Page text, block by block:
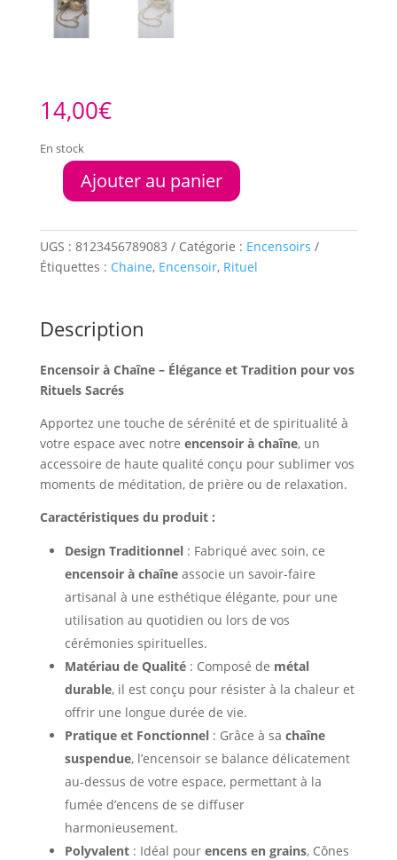
14,00€
En stock
quantité
Porte
Encens
Chaine
Ajouter au panier
UGS : 8123456789083 Catégorie : Encensoirs
Étiquettes : Chaine, Encensoir, Rituel
Description
Encensoir à Chaîne – Élégance et Tradition pour vos
Rituels Sacrés
Apportez une touche de sérénité et de spiritualité à
votre espace avec notre encensoir à chaîne, un
accessoire de haute qualité conçu pour sublimer vos
moments de méditation, de prière ou de relaxation.
Caractéristiques du produit :
Design Traditionnel: Fabriqué avec soin, ce
encensoir à chaîneassocie un savoir-faire
artisanal à une esthétique élégante, pour une
utilisation au quotidien ou lors de vos
cérémonies spirituelles.
Matériau de Qualité: Composé de métal
durable, il est conçu pour résister à la chaleur et
offrir une longue durée de vie.
Pratique et Fonctionnel: Grâce à sa chaîne
suspendue, l’encensoir se balance délicatement
au-dessus de votre espace, permettant à la
fumée d’encens de se diffuser
harmonieusement.
Polyvalent: Idéal pour encens en grains, Cônes